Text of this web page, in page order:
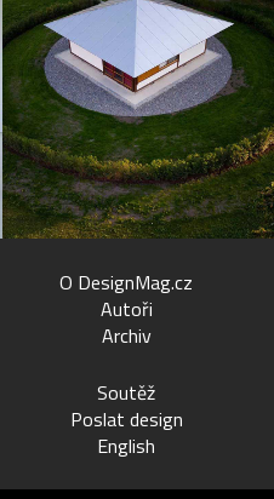
O DesignMag.cz
Autoři
Archiv
Soutěž
Poslat design
English